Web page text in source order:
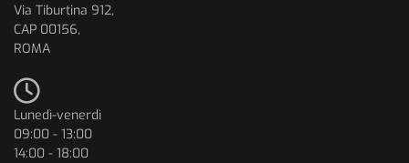
Via Tiburtina 912,
CAP 00156,
ROMA
Lunedì-venerdì
09:00 - 13:00
14:00 - 18:00